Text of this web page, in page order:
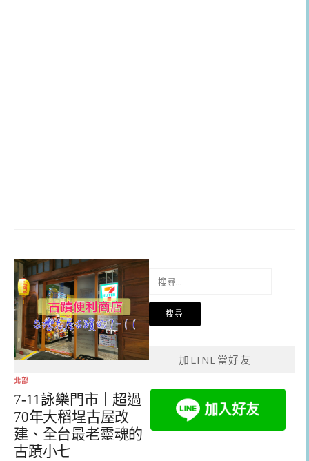
北部
7-11詠樂門市｜超過
70年大稻埕古屋改
建、全台最老靈魂的
古蹟小七
搜
關
鍵
字:
加LINE當好友